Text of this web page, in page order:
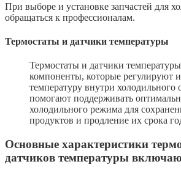
При выборе и установке запчастей для
обращаться к профессионалам.
Термостаты и датчики температуры
Термостаты и датчики
компоненты, которые регулируют
температуру внутри холодильного
помогают поддерживать
холодильного режима для
продуктов и продление их срока
Основные характеристики
датчиков температуры